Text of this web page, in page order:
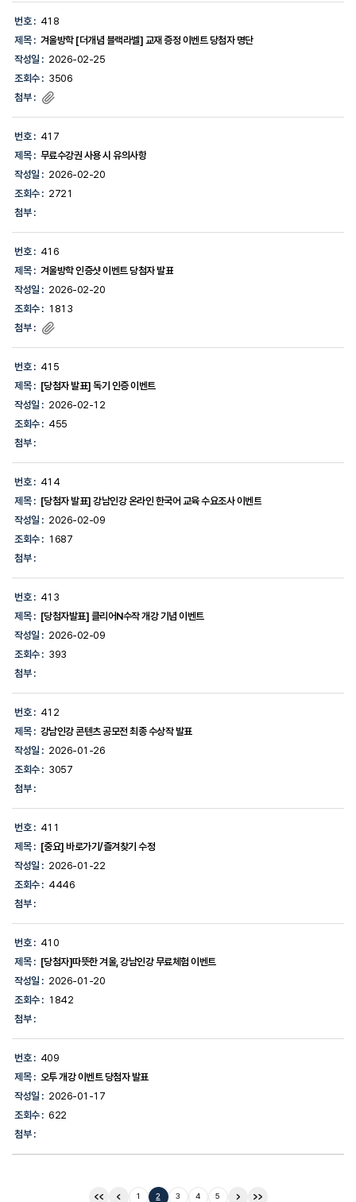
번호 : 418
제목 : 겨울방학 [더개념 블랙라벨] 교재 증정 이벤트 당첨자 명단
작성일 : 2026-02-25
조회수 : 3506
첨부 :
번호 : 417
제목 : 무료수강권 사용 시 유의사항
작성일 : 2026-02-20
조회수 : 2721
첨부 :
번호 : 416
제목 : 겨울방학 인증샷 이벤트 당첨자 발표
작성일 : 2026-02-20
조회수 : 1813
첨부 :
번호 : 415
제목 : [당첨자 발표] 독기 인증 이벤트
작성일 : 2026-02-12
조회수 : 455
첨부 :
번호 : 414
제목 : [당첨자 발표] 강남인강 온라인 한국어 교육 수요조사 이벤트
작성일 : 2026-02-09
조회수 : 1687
첨부 :
번호 : 413
제목 : [당첨자발표] 클리어N수작 개강 기념 이벤트
작성일 : 2026-02-09
조회수 : 393
첨부 :
번호 : 412
제목 : 강남인강 콘텐츠 공모전 최종 수상작 발표
작성일 : 2026-01-26
조회수 : 3057
첨부 :
번호 : 411
제목 : [중요] 바로가기/즐겨찾기 수정
작성일 : 2026-01-22
조회수 : 4446
첨부 :
번호 : 410
제목 : [당첨자]따뜻한 겨울, 강남인강 무료체험 이벤트
작성일 : 2026-01-20
조회수 : 1842
첨부 :
번호 : 409
제목 : 오투 개강 이벤트 당첨자 발표
작성일 : 2026-01-17
조회수 : 622
첨부 :
1 2 3 4 5